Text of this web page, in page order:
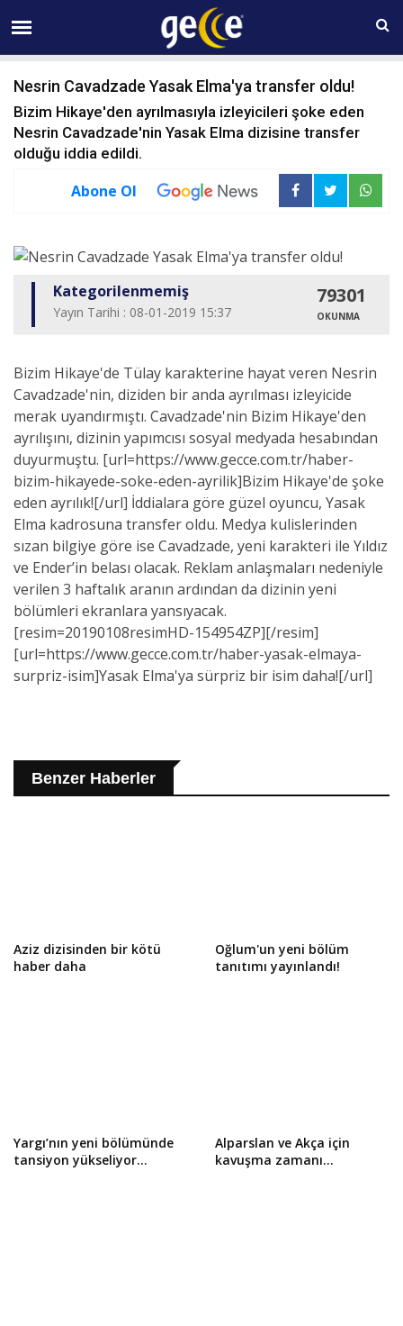
06 AĞUSTOS Perşembe 11:09
Nesrin Cavadzade Yasak Elma'ya transfer oldu!
Bizim Hikaye'den ayrılmasıyla izleyicileri şoke eden
Nesrin Cavadzade'nin Yasak Elma dizisine transfer
olduğu iddia edildi.
Abone Ol
Kategorilenmemiş
Yayın Tarihi : 08-01-2019 15:37
79301
OKUNMA
Bizim Hikaye'de Tülay karakterine hayat veren Nesrin
Cavadzade'nin, diziden bir anda ayrılması izleyicide
merak uyandırmıştı. Cavadzade'nin Bizim Hikaye'den
ayrılışını, dizinin yapımcısı sosyal medyada hesabından
duyurmuştu. [url=https://www.gecce.com.tr/haber-
bizim-hikayede-soke-eden-ayrilik]Bizim Hikaye'de şoke
eden ayrılık![/url] İddialara göre güzel oyuncu, Yasak
Elma kadrosuna transfer oldu. Medya kulislerinden
sızan bilgiye göre ise Cavadzade, yeni karakteri ile Yıldız
ve Ender’in belası olacak. Reklam anlaşmaları nedeniyle
verilen 3 haftalık aranın ardından da dizinin yeni
bölümleri ekranlara yansıyacak.
[resim=20190108resimHD-154954ZP][/resim]
[url=https://www.gecce.com.tr/haber-yasak-elmaya-
surpriz-isim]Yasak Elma'ya sürpriz bir isim daha![/url]
Benzer Haberler
Aziz dizisinden bir kötü
haber daha
Oğlum'un yeni bölüm
tanıtımı yayınlandı!
Yargı’nın yeni bölümünde
tansiyon yükseliyor…
Alparslan ve Akça için
kavuşma zamanı…